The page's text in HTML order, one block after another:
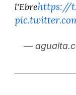
l'Ebrehttps://
—